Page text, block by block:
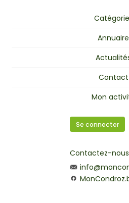
Annuaire
Contact
Mon
Se connecter
Contactez-nous